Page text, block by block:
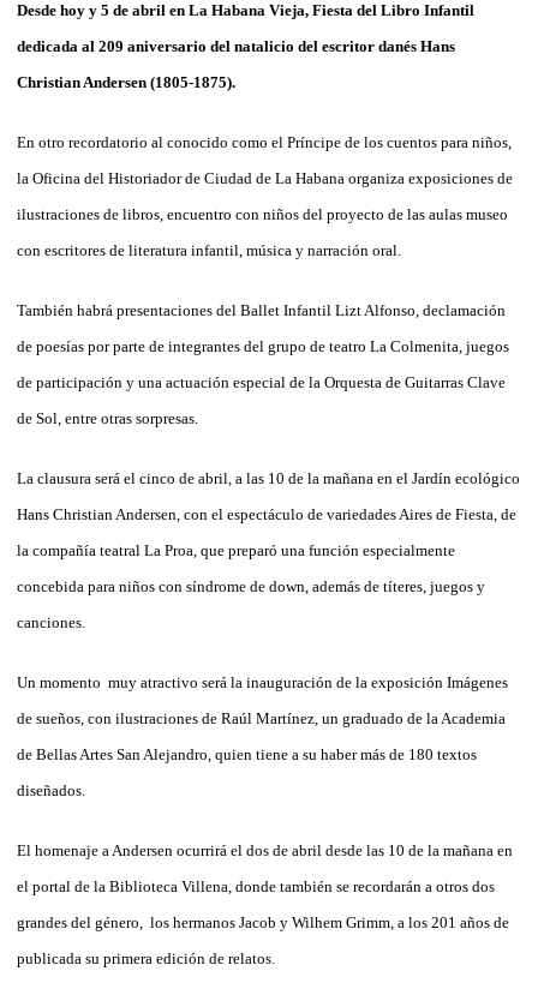
Desde hoy y 5 de abril en La Habana Vieja, Fiesta del Libro Infantil
dedicada al 209 aniversario del natalicio del escritor danés Hans
Christian Andersen (1805-1875).
En otro recordatorio al conocido como el Príncipe de los cuentos para niños,
la Oficina del Historiador de Ciudad de La Habana organiza exposiciones de
ilustraciones de libros, encuentro con niños del proyecto de las aulas museo
con escritores de literatura infantil, música y narración oral.
También habrá presentaciones del Ballet Infantil Lizt Alfonso, declamación
de poesías por parte de integrantes del grupo de teatro La Colmenita, juegos
de participación y una actuación especial de la Orquesta de Guitarras Clave
de Sol, entre otras sorpresas.
La clausura será el cinco de abril, a las 10 de la mañana en el Jardín ecológico
Hans Christian Andersen, con el espectáculo de variedades Aires de Fiesta, de
la compañía teatral La Proa, que preparó una función especialmente
concebida para niños con síndrome de down, además de títeres, juegos y
canciones.
Un momento muy atractivo será la inauguración de la exposición Imágenes
de sueños, con ilustraciones de Raúl Martínez, un graduado de la Academia
de Bellas Artes San Alejandro, quien tiene a su haber más de 180 textos
diseñados.
El homenaje a Andersen ocurrirá el dos de abril desde las 10 de la mañana en
el portal de la Biblioteca Villena, donde también se recordarán a otros dos
grandes del género, los hermanos Jacob y Wilhem Grimm, a los 201 años de
publicada su primera edición de relatos.